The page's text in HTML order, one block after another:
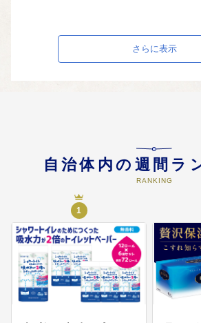
保育施策の充
ていただきま
び、学んでい
環境施策の
ていただき
07
医療設備の充
誰もが安心
め、島田市
整備充実の
さらに表示
自治体内の週間ラ
RANKING
1